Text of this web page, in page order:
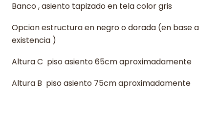
Banco , asiento tapizado en tela color gris
Opcion estructura en negro o dorada (en base a
existencia )
Altura C piso asiento 65cm aproximadamente
Altura B piso asiento 75cm aproximadamente